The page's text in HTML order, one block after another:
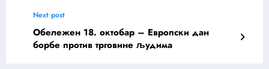
Next post
Обележен 18. октобар – Европски дан
борбе против трговине људима